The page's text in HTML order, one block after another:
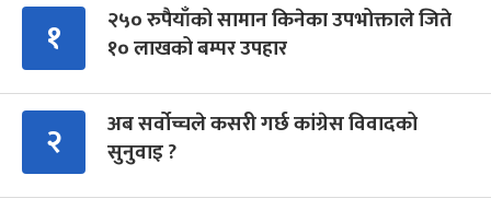
१
२५० रुपैयाँको सामान किनेका उपभोक्ताले जिते
१० लाखको बम्पर उपहार
२
अब सर्वोच्चले कसरी गर्छ कांग्रेस विवादको
सुनुवाइ ?